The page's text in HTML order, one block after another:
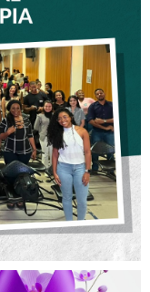
DO
DE
E